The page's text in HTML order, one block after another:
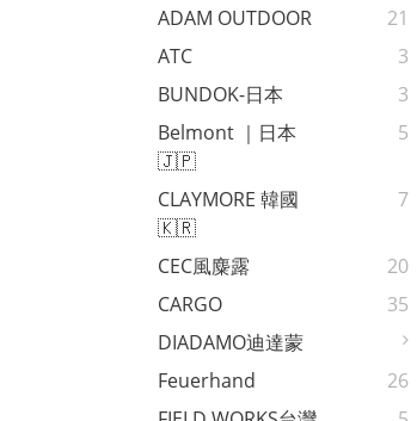
ADAM OUTDOOR
21
ATC
3
BUNDOK-日本
3
Belmont ｜日本
🇯🇵
5
CLAYMORE 韓國
🇰🇷
7
CEC風麋露
20
CARGO
35
DIADAMO迪達蒙
Feuerhand
26